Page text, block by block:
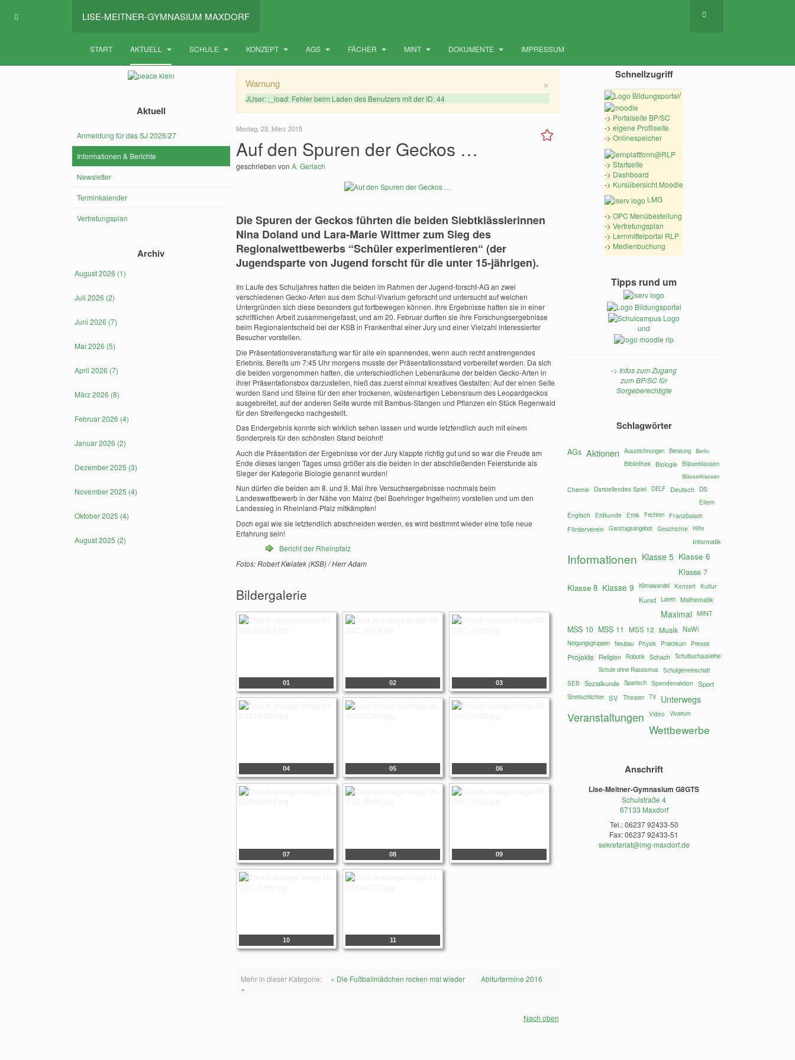
LISE-MEITNER-GYMNASIUM MAXDORF
START AKTUELL SCHULE KONZEPT AGS FÄCHER MINT DOKUMENTE IMPRESSUM
×
Warnung
JUser: :_load: Fehler beim Laden des Benutzers mit der ID: 44
Montag, 23. März 2015
Auf den Spuren der Geckos …
geschrieben vonA. Gerlach
Die Spuren der Geckos führten die beiden Siebtklässlerinnen
Nina Doland und Lara-Marie Wittmer zum Sieg des
Regionalwettbewerbs “Schüler experimentieren“ (der
Jugendsparte von Jugend forscht für die unter 15-jährigen).
Im Laufe des Schuljahres hatten die beiden im Rahmen der Jugend-forscht-AG an zwei
verschiedenen Gecko-Arten aus dem Schul-Vivarium geforscht und untersucht auf welchen
Untergründen sich diese besonders gut fortbewegen können. Ihre Ergebnisse hatten sie in einer
schriftlichen Arbeit zusammengefasst, und am 20. Februar durften sie ihre Forschungsergebnisse
beim Regionalentscheid bei der KSB in Frankenthal einer Jury und einer Vielzahl interessierter
Besucher vorstellen.
Die Präsentationsveranstaltung war für alle ein spannendes, wenn auch recht anstrengendes
Erlebnis. Bereits um 7:45 Uhr morgens musste der Präsentationsstand vorbereitet werden. Da sich
die beiden vorgenommen hatten, die unterschiedlichen Lebensräume der beiden Gecko-Arten in
ihrer Präsentationsbox darzustellen, hieß das zuerst einmal kreatives Gestalten: Auf der einen Seite
wurden Sand und Steine für den eher trockenen, wüstenartigen Lebensraum des Leopardgeckos
ausgebreitet, auf der anderen Seite wurde mit Bambus-Stangen und Pflanzen ein Stück Regenwald
für den Streifengecko nachgestellt.
Das Endergebnis konnte sich wirklich sehen lassen und wurde letztendlich auch mit einem
Sonderpreis für den schönsten Stand belohnt!
Auch die Präsentation der Ergebnisse vor der Jury klappte richtig gut und so war die Freude am
Ende dieses langen Tages umso größer als die beiden in der abschließenden Feierstunde als
Sieger der Kategorie Biologie genannt wurden!
Nun dürfen die beiden am 8. und 9. Mai ihre Versuchsergebnisse nochmals beim
Landeswettbewerb in der Nähe von Mainz (bei Boehringer Ingelheim) vorstellen und um den
Landessieg in Rheinland-Pfalz mitkämpfen!
Doch egal wie sie letztendlich abschneiden werden, es wird bestimmt wieder eine tolle neue
Erfahrung sein!
Bericht der Rheinpfalz
Fotos: Robert Kwiatek (KSB) / Herr Adam
Bildergalerie
01 02 03
04 05 06
07 08 09
10 11
Mehr in dieser Kategorie: « Die Fußballmädchen rocken mal wieder
Abiturtermine 2016
»
Nach oben
Aktuell
Anmeldung für das SJ 2026/27
Informationen & Berichte
Newsletter
Terminkalender
Vertretungsplan
Archiv
August 2026 (1)
Juli 2026 (2)
Juni 2026 (7)
Mai 2026 (5)
April 2026 (7)
März 2026 (8)
Februar 2026 (4)
Januar 2026 (2)
Dezember 2025 (3)
November 2025 (4)
Oktober 2025 (4)
August 2025 (2)
Schnellzugriff
/
-> Portalseite BP/SC
->eigene Profilseite
->Onlinespeicher
->Startseite
-> Dashboard
-> Kursübersicht Moodle
LMG
->OPC Menübestellung
->Vertretungsplan
-> Lernmittelportal RLP
-> Medienbuchung
Tipps rund um
und
-> Infos zum Zugang
zum BP/SC für
Sorgeberechtigte
Schlagwörter
AGs Aktionen Auszeichnungen Beratung Berlin
Bibliothek Biologie Bläserklassen
Blässerklassen
Chemie Darstellendes Spiel DELF Deutsch DS
Eltern
Englisch Erdkunde Ethik Fechten
Französisch
Förderverein Ganztagsangebot Geschichte Hilfe
Informatik
Informationen Klasse 5 Klasse 6
Klasse 7
Klasse 8 Klasse 9 Klimawandel Konzert Kultur
Kunst Latein Mathematik
Maximal MINT
MSS 10 MSS 11 MSS 12 Musik NaWi
Neigungsgruppen Neubau Physik Praktikum Presse
Projekte Religion Robotik Schach Schulbuchausleihe
Schule ohne Rassismus Schulgemeinschaft
SEB
Sozialkunde Spanisch Spendenaktion Sport
Streitschlichter SV Theater TV Unterwegs
Veranstaltungen Video Vivarium
Wettbewerbe
Anschrift
Lise-Meitner-Gymnasium G8GTS
Schulstraße 4
67133 Maxdorf
Tel.: 06237 92433-50
Fax: 06237 92433-51
sekretariat@lmg-maxdorf.de